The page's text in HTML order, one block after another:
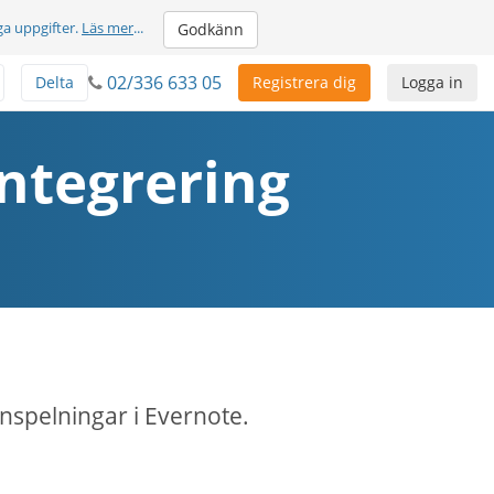
uppgifter. Läs mer... Godkänn
Logga in
Registrera dig
02/336 633 05
Delta
i Evernote.